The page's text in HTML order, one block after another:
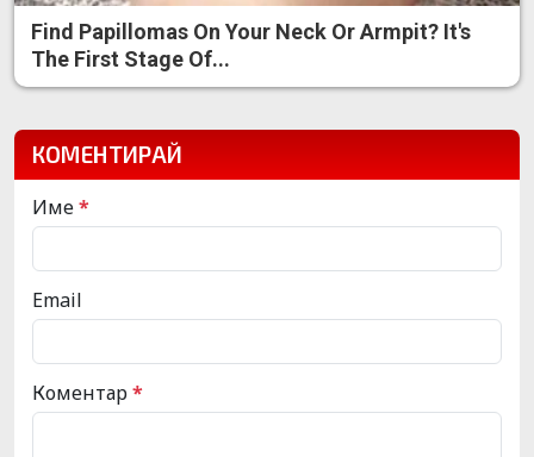
Find Papillomas On Your Neck Or Armpit? It's
The First Stage Of...
КОМЕНТИРАЙ
Име*
Email
Коментар*